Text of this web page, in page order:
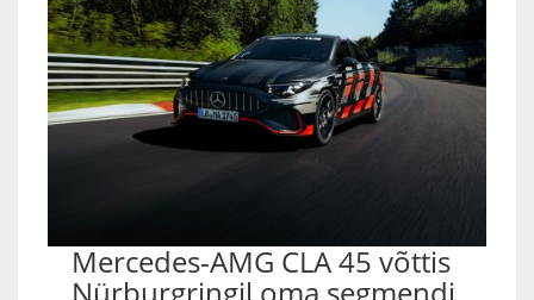
Mercedes-AMG CLA 45 võttis
Nürburgringil oma segmendi